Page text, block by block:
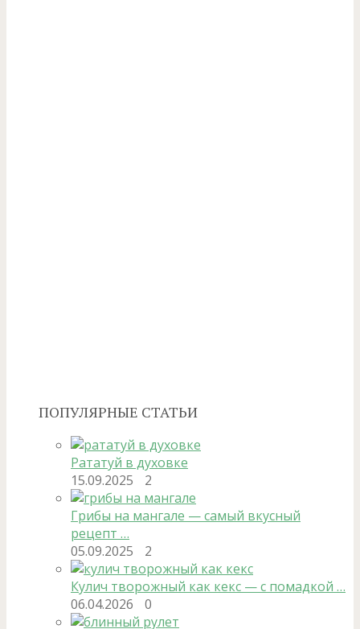
ПОПУЛЯРНЫЕ СТАТЬИ
Рататуй в духовке
15.09.2025
2
Грибы на мангале — самый вкусный
рецепт …
05.09.2025
2
Кулич творожный как кекс — с помадкой …
06.04.2026
0